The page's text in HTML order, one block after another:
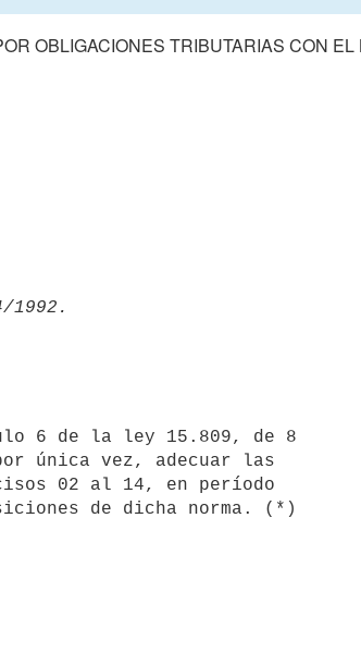
OBLIGACIONES TRIBUTARIAS CON
única vez, adecuar las
02 al 14, en período